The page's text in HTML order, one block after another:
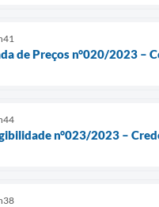
de Preços n°020/2023 –
n°023/2023 –